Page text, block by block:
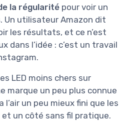
la régularité pour voir un
Un utilisateur Amazon dit
les résultats, et ce n’est
dans l’idée : c’est un travail
LED moins chers sur
marque un peu plus connue
l’air un peu mieux fini que les
et un côté sans fil pratique.